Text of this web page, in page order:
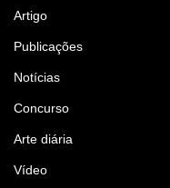
Artigo
Publicações
Notícias
Concurso
Arte diária
Vídeo